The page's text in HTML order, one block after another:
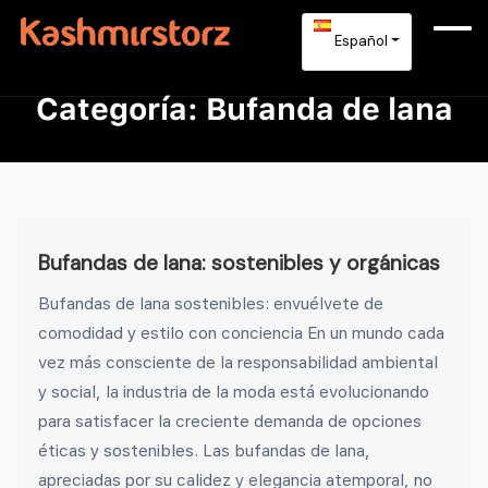
Español
Categoría: Bufanda de lana
Bufandas de lana: sostenibles y orgánicas
Bufandas de lana sostenibles: envuélvete de
comodidad y estilo con conciencia En un mundo cada
vez más consciente de la responsabilidad ambiental
y social, la industria de la moda está evolucionando
para satisfacer la creciente demanda de opciones
éticas y sostenibles. Las bufandas de lana,
apreciadas por su calidez y elegancia atemporal, no